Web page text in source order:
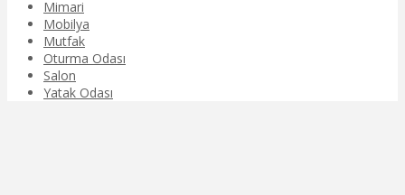
Mimari
Mobilya
Mutfak
Oturma Odası
Salon
Yatak Odası